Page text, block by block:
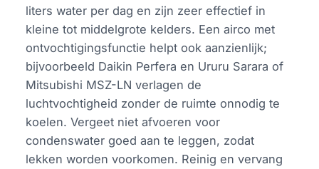
liters water per dag en zijn zeer effectief in
kleine tot middelgrote kelders. Een airco met
ontvochtigingsfunctie helpt ook aanzienlijk;
bijvoorbeeld Daikin Perfera en Ururu Sarara of
Mitsubishi MSZ-LN verlagen de
luchtvochtigheid zonder de ruimte onnodig te
koelen. Vergeet niet afvoeren voor
condenswater goed aan te leggen, zodat
lekken worden voorkomen. Reinig en vervang